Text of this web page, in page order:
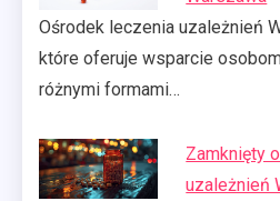
Ośrodek leczenia uzależnień
które oferuje wsparcie
różnymi formami…
Zamknięty
uzależnień